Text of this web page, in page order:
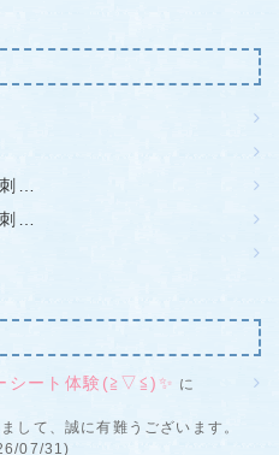
…
…
シート体験(≧▽≦)✨ に
して、誠に有難うございます。
07/31)